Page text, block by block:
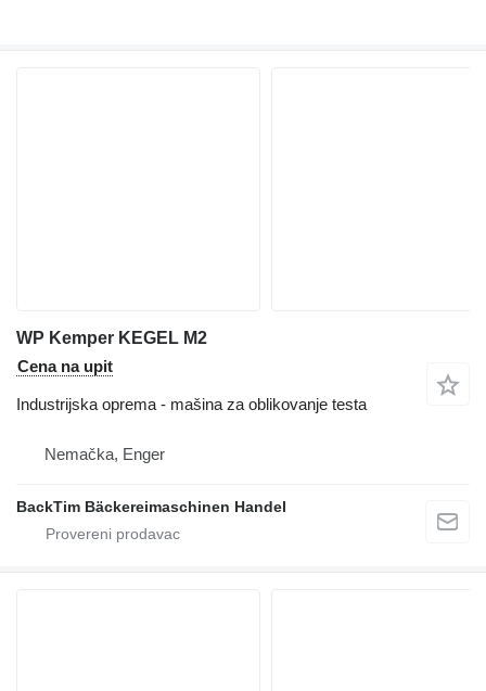
WP Kemper KEGEL M2
Cena na upit
Industrijska oprema - mašina za oblikovanje testa
Nemačka, Enger
BackTim Bäckereimaschinen Handel